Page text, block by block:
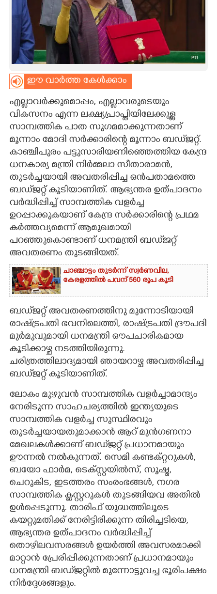
INFO+
ART
ASTRO
CARTOONS
LITERATURE
ZOOM
CONTACT US
ഈ വാർത്ത കേൾക്കാം
എല്ലാവർക്കുമൊപ്പം,​ എല്ലാവരുടെയും
വികസനം എന്ന ലക്ഷ്യപ്രാപ്തിയിലേക്കുള്ള
സാമ്പത്തിക പാത സുഗമമാക്കുന്നതാണ്
മൂന്നാം മോദി സർക്കാരിന്റെ മൂന്നാം ബഡ്‌ജറ്റ്.
കാഞ്ചിപുരം പട്ടുസാരിയണിഞ്ഞെത്തിയ കേന്ദ്ര
ധനകാര്യ മന്ത്രി നിർമ്മലാ സീതാരാമൻ,​
തുടർച്ചയായി അവതരിപ്പിച്ച ഒൻപതാമത്തെ
ബഡ്‌ജറ്റ് കൂടിയാണിത്. ആഭ്യന്തര ഉത്പാദനം
വർദ്ധിപ്പിച്ച് സാമ്പത്തിക വളർച്ച
ഉറപ്പാക്കുകയാണ് കേന്ദ്ര സർക്കാരിന്റെ പ്രഥമ
കർത്തവ്യമെന്ന് ആമുഖമായി
പറഞ്ഞുകൊണ്ടാണ് ധനമന്ത്രി ബഡ്‌ജറ്റ്
അവതരണം തുടങ്ങിയത്.
ചാഞ്ചാട്ടം തുടർന്ന് സ്വർണവില,
കേരളത്തിൽ പവന് 560 രൂപ കൂടി
ബഡ്‌ജറ്റ് അവതരണത്തിനു മുന്നോടിയായി
രാഷ്ട്രപതി ഭവനിലെത്തി,​ രാഷ്ട്രപതി ദ്രൗപദി
മുർമുവുമായി ധനമന്ത്രി ഔപചാരികമായ
കൂടിക്കാഴ്ച നടത്തിയിരുന്നു.
ചരിത്രത്തിലാദ്യമായി ഞായറാഴ്ച അവതരിപ്പിച്ച
ബഡ്‌ജറ്റ് കൂടിയാണിത്.
ലോകം മുഴുവൻ സാമ്പത്തിക വളർച്ചാമാന്ദ്യം
നേരിടുന്ന സാഹചര്യത്തിൽ ഇന്ത്യയുടെ
സാമ്പത്തിക വളർച്ച സുസ്ഥിരവും
തുടർച്ചയായതുമാക്കാൻ ആറ് മുൻഗണനാ
മേഖലകൾക്കാണ് ബഡ്‌ജറ്റ് പ്രധാനമായും
ഊന്നൽ നൽകുന്നത്. സെമി കണ്ടക്റ്ററുകൾ,
ബയോ ഫാർമ, ടെക്സ്റ്റയിൽസ്, സൂഷ്മ,
ചെറുകിട, ഇടത്തരം സംരംഭങ്ങൾ, നഗര
സാമ്പത്തിക ക്ളസ്റ്ററുകൾ തുടങ്ങിയവ അതിൽ
ഉൾപ്പെടുന്നു. താരിഫ് യുദ്ധത്തിലൂടെ
കയറ്റുമതിക്ക് നേരിട്ടിരിക്കുന്ന തിരിച്ചടിയെ,
ആഭ്യന്തര ഉത്പാദനം വർദ്ധിപ്പിച്ച്
തൊഴിലവസരങ്ങൾ ഉയർത്തി അവസരമാക്കി
മാറ്റാൻ പ്രേരിപ്പിക്കുന്നതാണ് പ്രധാനമായും
ധനമന്ത്രി ബഡ്‌ജറ്റിൽ മുന്നോട്ടുവച്ച ഭൂരിപക്ഷം
നിർദ്ദേശങ്ങളും.